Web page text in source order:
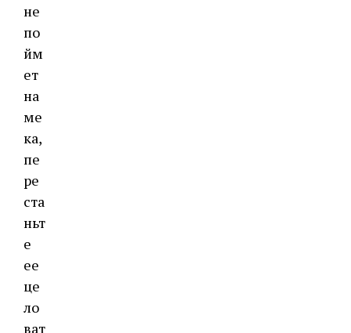
не
по
йм
ет
на
ме
ка,
пе
ре
ста
ньт
е
ее
це
ло
ват